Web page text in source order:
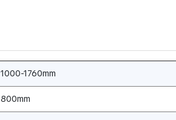
1000-1760mm
800mm